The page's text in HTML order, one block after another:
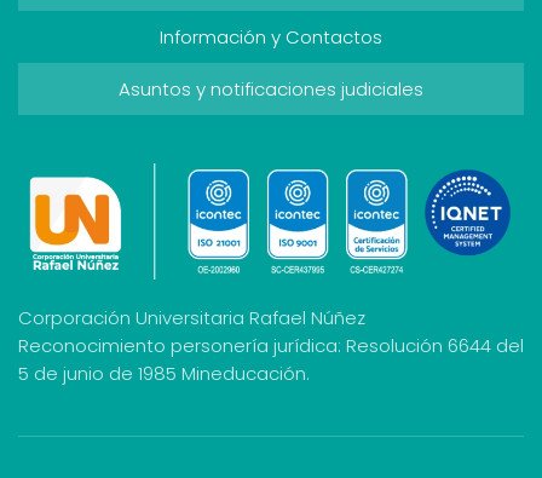
Información y Contactos
Asuntos y notificaciones judiciales
Corporación Universitaria Rafael Núñez
Reconocimiento personería jurídica: Resolución 6644 del
5 de junio de 1985 Mineducación.